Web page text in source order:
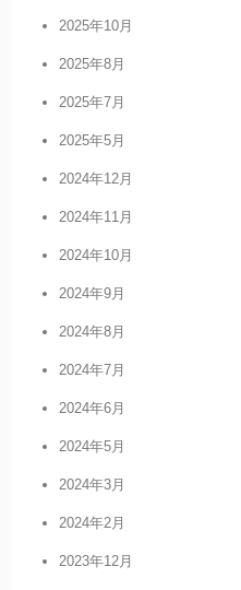
2025年10月
2025年8月
2025年7月
2025年5月
2024年12月
2024年11月
2024年10月
2024年9月
2024年8月
2024年7月
2024年6月
2024年5月
2024年3月
2024年2月
2023年12月